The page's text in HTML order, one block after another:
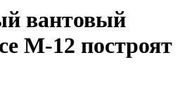
вантовый
М-12 построят